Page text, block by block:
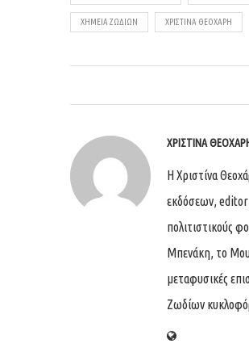
ΧΗΜΕΊΑ ΖΩΔΊΩΝ ΧΡΙΣΤΊΝΑ ΘΕΟΧΆΡΗ
ΧΡΙΣΤΊΝΑ
Η Χριστίνα
εκδόσεων, editor
πολιτιστικούς
Μπενάκη, το
μεταφυσικές
Ζωδίων